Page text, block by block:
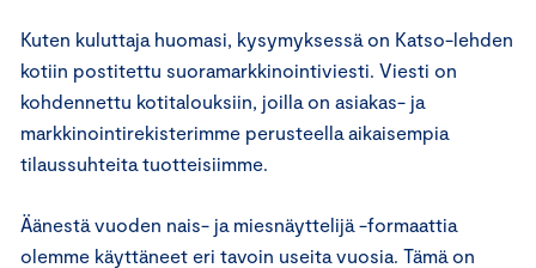
Kuten kuluttaja huomasi, kysymyksessä on Katso-lehden
kotiin postitettu suoramarkkinointiviesti. Viesti on
kohdennettu kotitalouksiin, joilla on asiakas- ja
markkinointirekisterimme perusteella aikaisempia
tilaussuhteita tuotteisiimme.
Äänestä vuoden nais- ja miesnäyttelijä -formaattia
olemme käyttäneet eri tavoin useita vuosia. Tämä on